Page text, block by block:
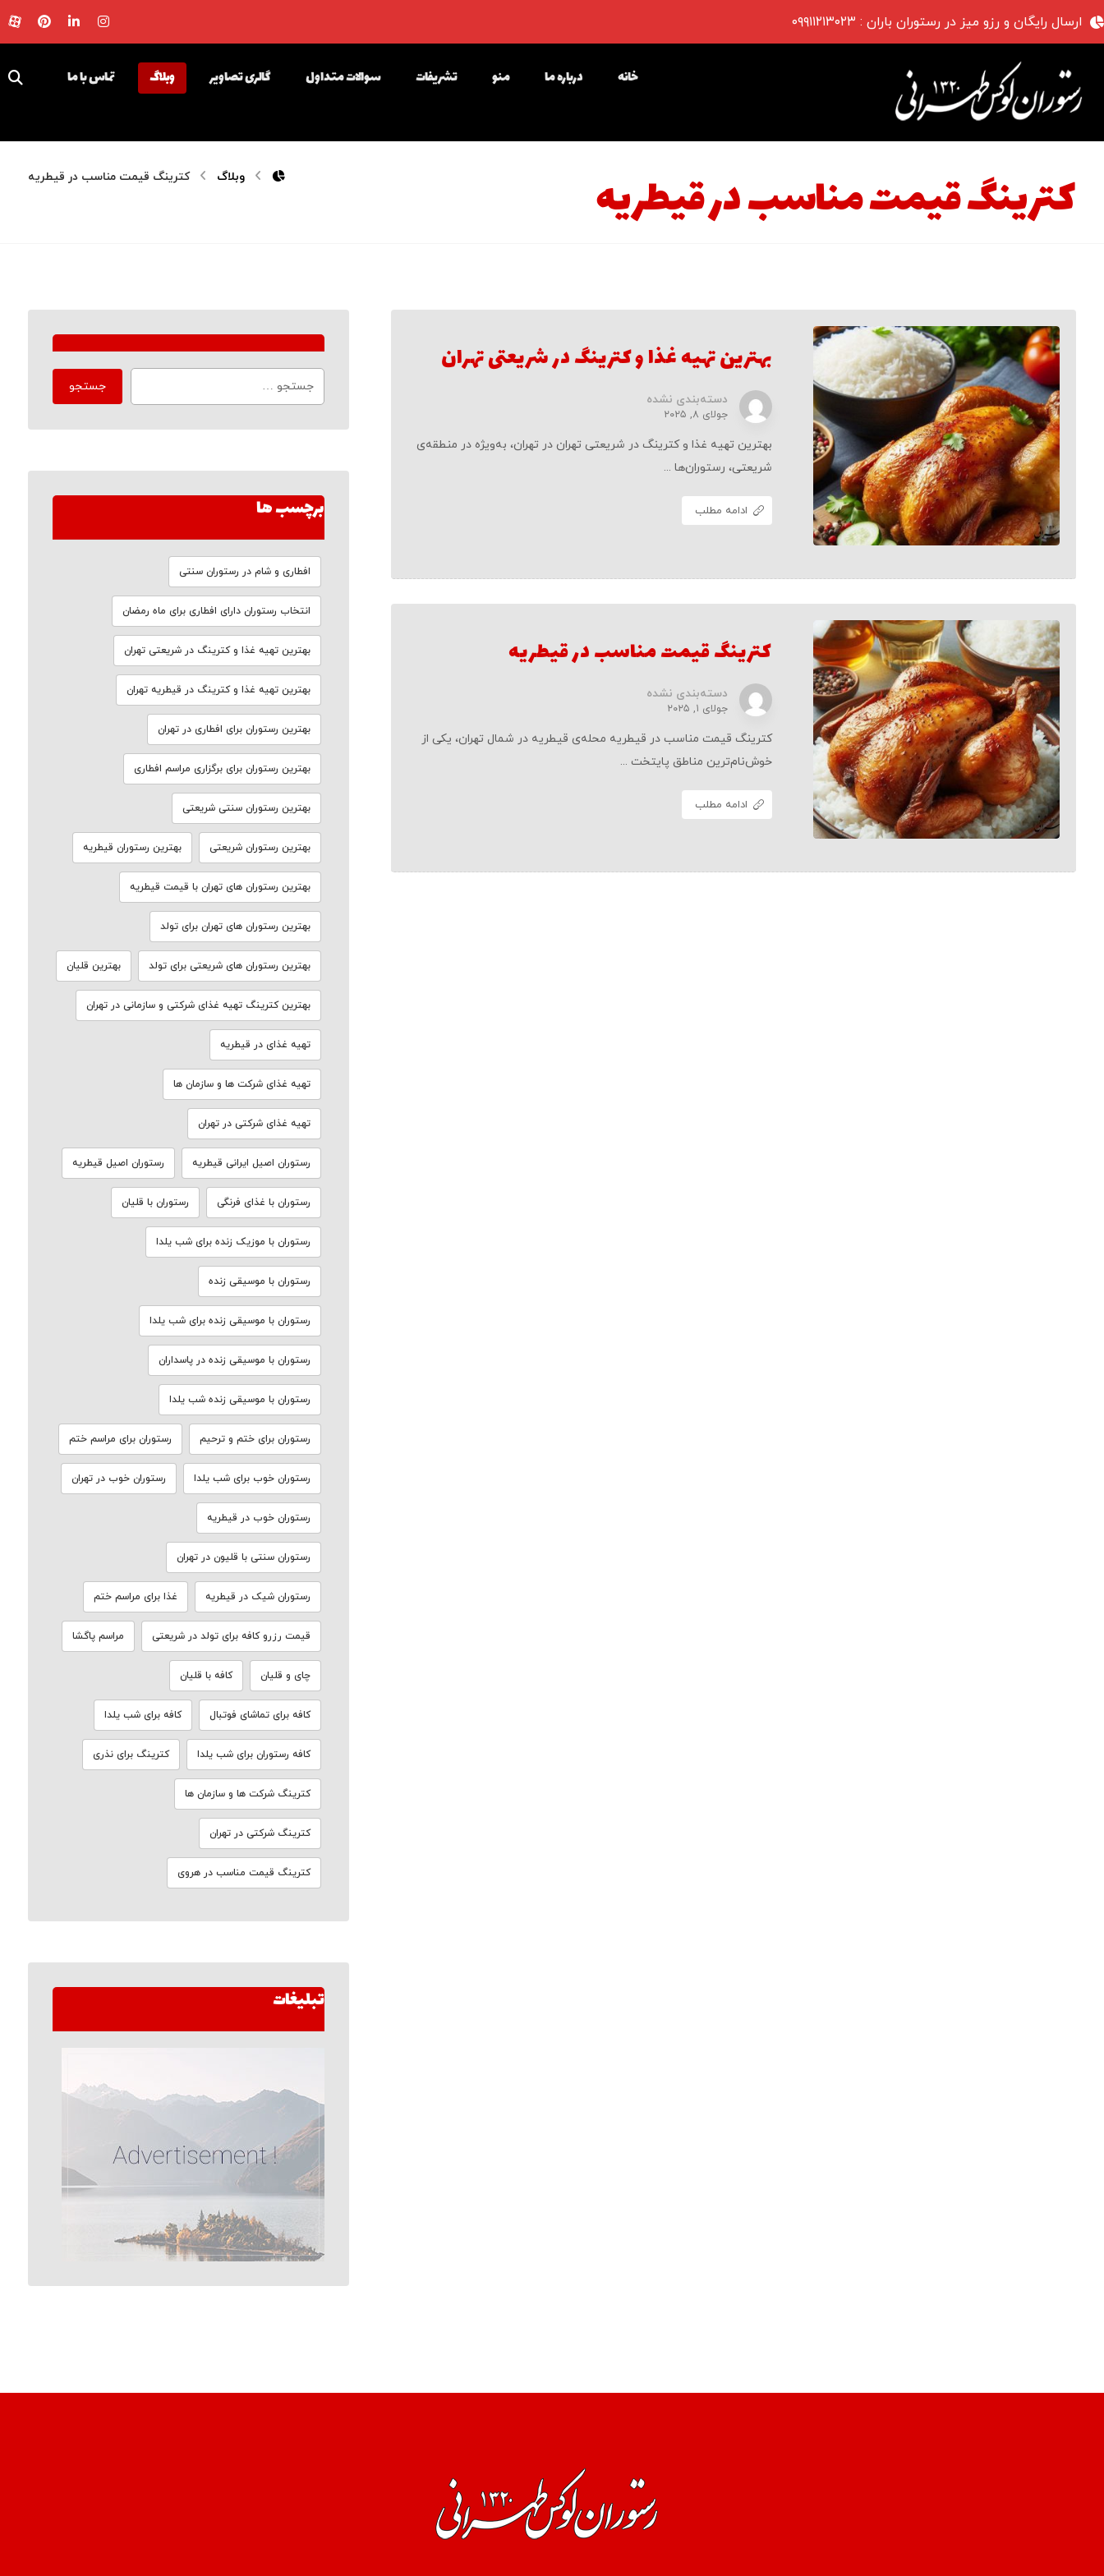
ارسال رایگان و رزو میز در رستوران باران : ۰۹۹۱۱۲۱۳۰۲۳
خانه درباره ما منو تشریفات سوالات متداول گالری تصاویر وبلاگ تماس با ما
کترینگ قیمت مناسب در قیطریه وبلاگ کترینگ قیمت مناسب در قیطریه
بهترین تهیه غذا و کترینگ در شریعتی تهران
دسته‌بندی نشده
جولای ۸, ۲۰۲۵
بهترین تهیه غذا و کترینگ در شریعتی تهران در تهران، به‌ویژه در منطقه‌ی
شریعتی، رستوران‌ها ...
ادامه مطلب
کترینگ قیمت مناسب در قیطریه
دسته‌بندی نشده
جولای ۱, ۲۰۲۵
کترینگ قیمت مناسب در قیطریه محله‌ی قیطریه در شمال تهران، یکی از
خوش‌نام‌ترین مناطق پایتخت ...
ادامه مطلب
برچسب ها
افطاری و شام در رستوران سنتی
انتخاب رستوران دارای افطاری برای ماه رمضان
بهترین تهیه غذا و کترینگ در شریعتی تهران
بهترین تهیه غذا و کترینگ در قیطریه تهران
بهترین رستوران برای افطاری در تهران
بهترین رستوران برای برگزاری مراسم افطاری
بهترین رستوران سنتی شریعتی
بهترین رستوران شریعتی بهترین رستوران قیطریه
بهترین رستوران های تهران با قیمت قیطریه
بهترین رستوران های تهران برای تولد
بهترین رستوران های شریعتی برای تولد بهترین قلیان
بهترین کترینگ تهیه غذای شرکتی و سازمانی در تهران
تهیه غذای در قیطریه
تهیه غذای شرکت ها و سازمان ها
تهیه غذای شرکتی در تهران
رستوران اصیل ایرانی قیطریه رستوران اصیل قیطریه
رستوران با غذای فرنگی رستوران با قلیان
رستوران با موزیک زنده برای شب یلدا
رستوران با موسیقی زنده
رستوران با موسیقی زنده برای شب یلدا
رستوران با موسیقی زنده در پاسداران
رستوران با موسیقی زنده شب یلدا
رستوران برای ختم و ترحیم رستوران برای مراسم ختم
رستوران خوب برای شب یلدا رستوران خوب در تهران
رستوران خوب در قیطریه
رستوران سنتی با قلیون در تهران
رستوران شیک در قیطریه غذا برای مراسم ختم
قیمت رزرو کافه برای تولد در شریعتی مراسم پاگشا
چای و قلیان کافه با قلیان
کافه برای تماشای فوتبال کافه برای شب یلدا
کافه رستوران برای شب یلدا کترینگ برای نذری
کترینگ شرکت ها و سازمان ها
کترینگ شرکتی در تهران
کترینگ قیمت مناسب در هروی
تبلیغات